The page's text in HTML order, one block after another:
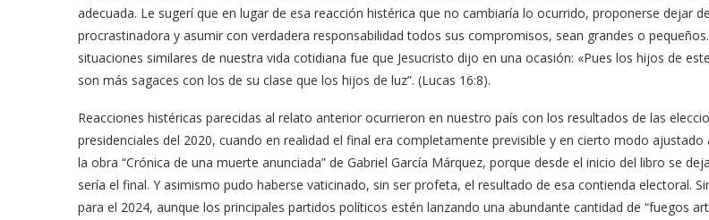
adecuada. Le sugerí que en lugar de esa reacción histérica que no cambiaría lo ocurrido, proponerse dejar
procrastinadora y asumir con verdadera responsabilidad todos sus compromisos, sean grandes o
situaciones similares de nuestra vida cotidiana fue que Jesucristo dijo en una ocasión: «Pues los hijos de
son más sagaces con los de su clase que los hijos de luz”. (Lucas 16:8).
Reacciones histéricas parecidas al relato anterior ocurrieron en nuestro país con los resultados de las
presidenciales del 2020, cuando en realidad el final era completamente previsible y en cierto modo ajustado
la obra “Crónica de una muerte anunciada” de Gabriel García Márquez, porque desde el inicio del libro se
sería el final. Y asimismo pudo haberse vaticinado, sin ser profeta, el resultado de esa contienda electoral.
para el 2024, aunque los principales partidos políticos estén lanzando una abundante cantidad de “fuegos